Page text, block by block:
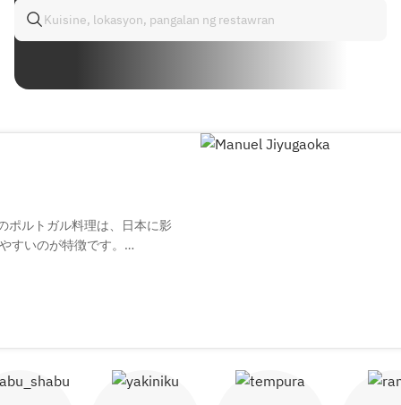
ポルトガル料理は、日本に影
すいのが特徴です。